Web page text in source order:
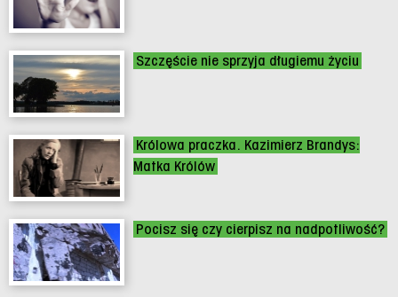
Szczęście nie sprzyja długiemu życiu
Królowa praczka. Kazimierz Brandys:
Matka Królów
Pocisz się czy cierpisz na nadpotliwość?